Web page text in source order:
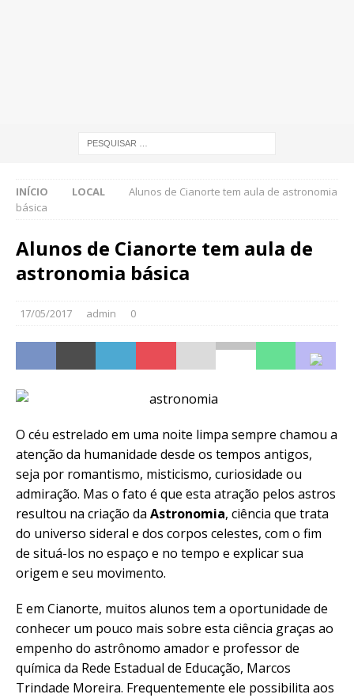
INÍCIO LOCAL
Alunos de Cianorte tem aula de astronomia
básica
Alunos de Cianorte tem aula de
astronomia básica
17/05/2017 admin 0
O céu estrelado em uma noite limpa sempre chamou a
atenção da humanidade desde os tempos antigos,
seja por romantismo, misticismo, curiosidade ou
admiração. Mas o fato é que esta atração pelos astros
resultou na criação da Astronomia, ciência que trata
do universo sideral e dos corpos celestes, com o fim
de situá-los no espaço e no tempo e explicar sua
origem e seu movimento.
E em Cianorte, muitos alunos tem a oportunidade de
conhecer um pouco mais sobre esta ciência graças ao
empenho do astrônomo amador e professor de
química da Rede Estadual de Educação, Marcos
Trindade Moreira. Frequentemente ele possibilita aos